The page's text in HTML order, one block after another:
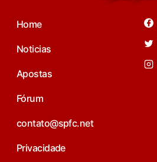
Home
Noticias
Apostas
Fórum
contato@spfc.net
Privacidade